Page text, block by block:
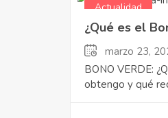
Actualidad
¿Qué es el
marzo 23,
BONO VERDE:
obtengo y qué